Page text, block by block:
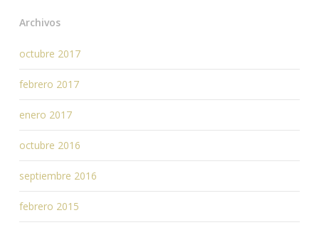
Archivos
octubre 2017
febrero 2017
enero 2017
octubre 2016
septiembre 2016
febrero 2015